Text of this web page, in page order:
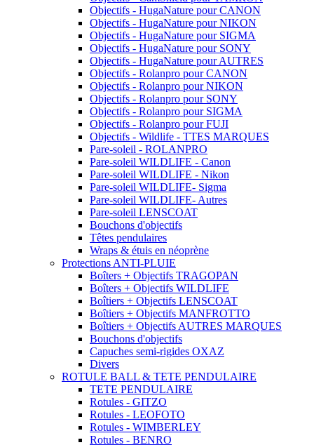
Objectifs - HugaNature pour CANON
Objectifs - HugaNature pour NIKON
Objectifs - HugaNature pour SIGMA
Objectifs - HugaNature pour SONY
Objectifs - HugaNature pour AUTRES
Objectifs - Rolanpro pour CANON
Objectifs - Rolanpro pour NIKON
Objectifs - Rolanpro pour SONY
Objectifs - Rolanpro pour SIGMA
Objectifs - Rolanpro pour FUJI
Objectifs - Wildlife - TTES MARQUES
Pare-soleil - ROLANPRO
Pare-soleil WILDLIFE - Canon
Pare-soleil WILDLIFE - Nikon
Pare-soleil WILDLIFE- Sigma
Pare-soleil WILDLIFE- Autres
Pare-soleil LENSCOAT
Bouchons d'objectifs
Têtes pendulaires
Wraps & étuis en néoprène
Protections ANTI-PLUIE
Boîters + Objectifs TRAGOPAN
Boîters + Objectifs WILDLIFE
Boîtiers + Objectifs LENSCOAT
Boîtiers + Objectifs MANFROTTO
Boîtiers + Objectifs AUTRES MARQUES
Bouchons d'objectifs
Capuches semi-rigides OXAZ
Divers
ROTULE BALL & TETE PENDULAIRE
TETE PENDULAIRE
Rotules - GITZO
Rotules - LEOFOTO
Rotules - WIMBERLEY
Rotules - BENRO